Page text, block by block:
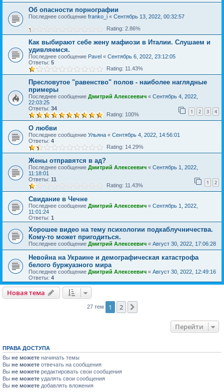
Об опасности порнографии
Последнее сообщение franko_i « Сентябрь 13, 2022, 00:32:57
Rating: 2.86%
Как выбирают себе жену мафиози в Италии. Слушаем и
удивляемся.
Последнее сообщение Pavel « Сентябрь 6, 2022, 23:12:05
Ответы: 5
Rating: 11.43%
Пресловутое "равенство" полов - наиболее наглядные
примеры
Последнее сообщение Дмитрий Алексеевич « Сентябрь 4, 2022,
22:03:25
Ответы: 34 1 2 3 4
Rating: 100%
О любви
Последнее сообщение Ульяна « Сентябрь 4, 2022, 14:56:01
Ответы: 4
Rating: 14.29%
Жены отправятся в ад?
Последнее сообщение Дмитрий Алексеевич « Сентябрь 1, 2022,
11:18:01
Ответы: 11 1 2
Rating: 11.43%
Свидание в Чечне
Последнее сообщение Дмитрий Алексеевич « Сентябрь 1, 2022,
11:01:24
Ответы: 1
Хорошее видео на тему психологии подкаблучничества.
Кому-то может пригодиться.
Последнее сообщение Дмитрий Алексеевич « Август 30, 2022, 17:06:28
Невойна на Украине и демографическая катастрофа
белого буржуазного мира
Последнее сообщение Дмитрий Алексеевич « Август 30, 2022, 12:49:16
Ответы: 4
Новая тема
27 тем 1 2
Перейти
ПРАВА ДОСТУПА
Вы не можете начинать темы
Вы не можете отвечать на сообщения
Вы не можете редактировать свои сообщения
Вы не можете удалять свои сообщения
Вы не можете добавлять вложения